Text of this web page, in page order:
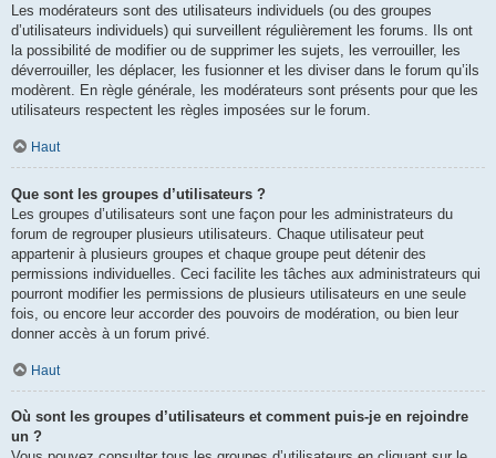
Les modérateurs sont des utilisateurs individuels (ou des groupes
d’utilisateurs individuels) qui surveillent régulièrement les forums. Ils ont
la possibilité de modifier ou de supprimer les sujets, les verrouiller, les
déverrouiller, les déplacer, les fusionner et les diviser dans le forum qu’ils
modèrent. En règle générale, les modérateurs sont présents pour que les
utilisateurs respectent les règles imposées sur le forum.
Haut
Que sont les groupes d’utilisateurs ?
Les groupes d’utilisateurs sont une façon pour les administrateurs du
forum de regrouper plusieurs utilisateurs. Chaque utilisateur peut
appartenir à plusieurs groupes et chaque groupe peut détenir des
permissions individuelles. Ceci facilite les tâches aux administrateurs qui
pourront modifier les permissions de plusieurs utilisateurs en une seule
fois, ou encore leur accorder des pouvoirs de modération, ou bien leur
donner accès à un forum privé.
Haut
Où sont les groupes d’utilisateurs et comment puis-je en rejoindre
un ?